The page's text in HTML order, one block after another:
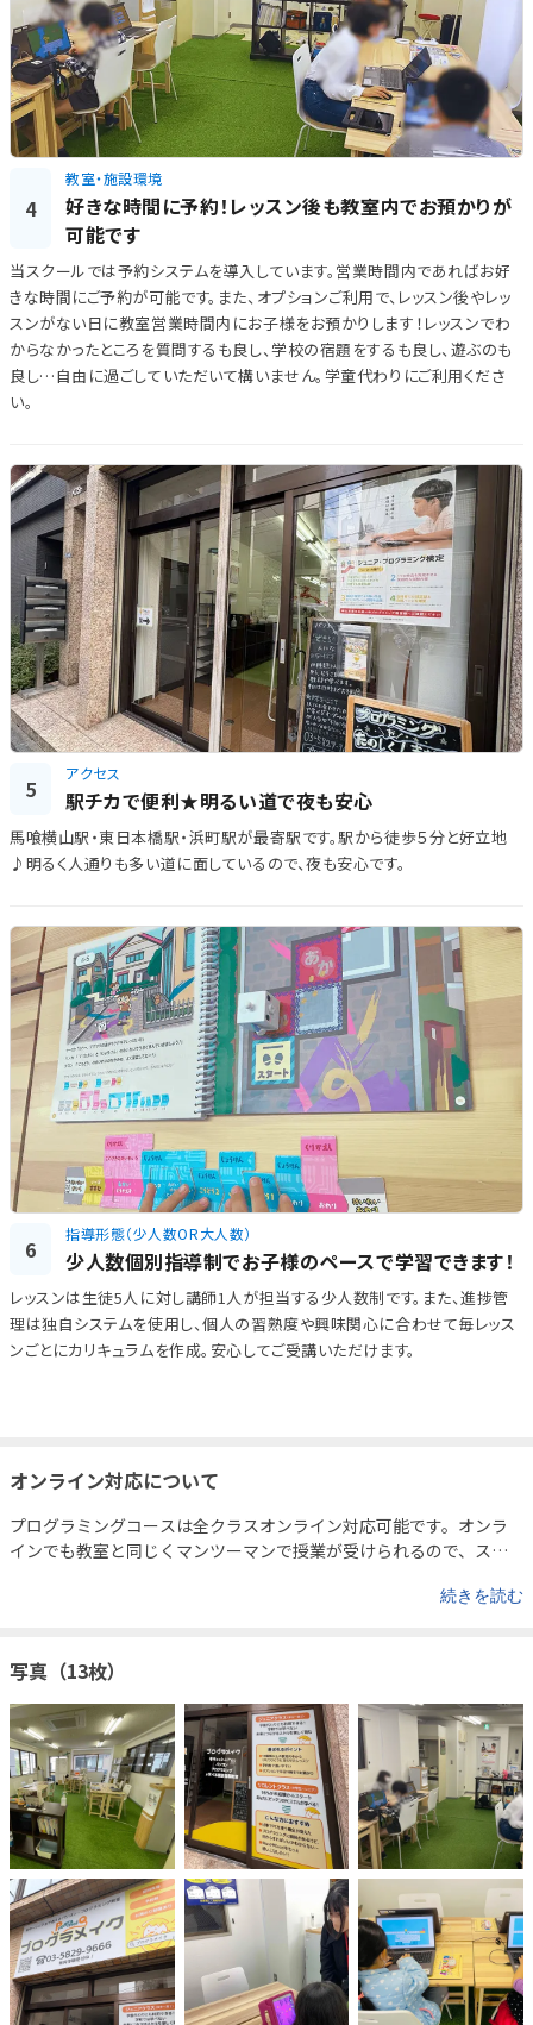
4
教室・施設環境
好きな時間に予約！レッスン後も教室内でお預かりが
可能です
当スクールでは予約システムを導入しています。営業時間内であればお好
きな時間にご予約が可能です。また、オプションご利用で、レッスン後やレッ
スンがない日に教室営業時間内にお子様をお預かりします！レッスンでわ
からなかったところを質問するも良し、学校の宿題をするも良し、遊ぶのも
良し…自由に過ごしていただいて構いません。学童代わりにご利用くださ
い。
5
アクセス
駅チカで便利★明るい道で夜も安心
馬喰横山駅・東日本橋駅・浜町駅が最寄駅です。駅から徒歩５分と好立地
♪明るく人通りも多い道に面しているので、夜も安心です。
6
指導形態（少人数OR大人数）
少人数個別指導制でお子様のペースで学習できます！
レッスンは生徒5人に対し講師1人が担当する少人数制です。また、進捗管
理は独自システムを使用し、個人の習熟度や興味関心に合わせて毎レッス
ンごとにカリキュラムを作成。安心してご受講いただけます。
オンライン対応について
プログラミングコースは全クラスオンライン対応可能です。オンラ
インでも教室と同じくマンツーマンで授業が受けられるので、スキ
続きを読む
写真（13枚）